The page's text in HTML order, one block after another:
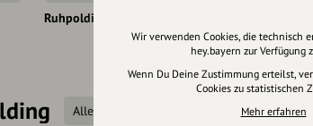
Ruhpolding
Alle anzeigen
Wir verwenden Cookies, die technisch
hey.bayern zur Verfügung
Wenn Du Deine Zustimmung erteilst,
Cookies zu statistischen
Mehr erfahren